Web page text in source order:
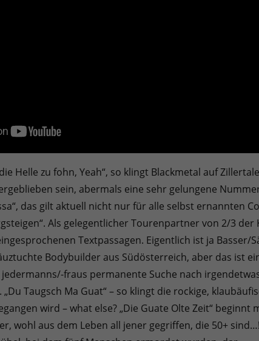
Helle zu fohn, Yeah“, so klingt Blackmetal auf
sein, abermals eine sehr gelungene
das gilt aktuell nicht nur für alle selbst ernannten
Als gelegentlicher Tourenpartner von 2/3
Textpassagen. Eigentlich ist ja
Bodybuilder aus Südösterreich, aber das ist
fraus permanente Suche nach
Taugsch Ma Guat“ – so klingt die rockige,
wird – what else? „Die Guate Olte Zeit“
wohl aus dem Leben all jener gegriffen, die 50+